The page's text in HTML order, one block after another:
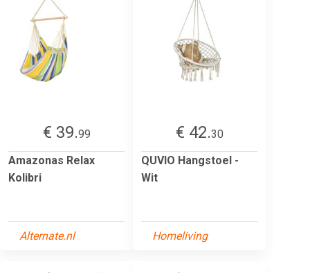
€ 39.99
Amazonas Relax
Kolibri
Alternate.nl
€ 42.30
QUVIO Hangstoel -
Wit
Homeliving